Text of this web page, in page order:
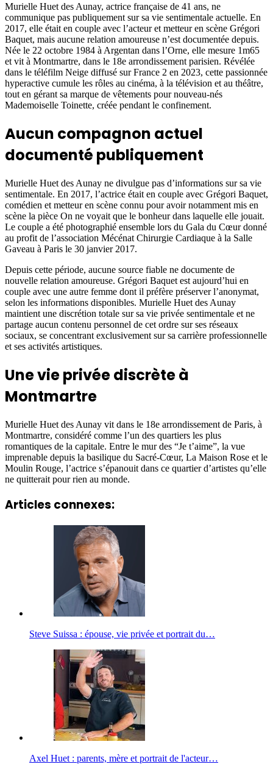
Murielle Huet des Aunay, actrice française de 41 ans, ne
communique pas publiquement sur sa vie sentimentale actuelle. En
2017, elle était en couple avec l’acteur et metteur en scène Grégori
Baquet, mais aucune relation amoureuse n’est documentée depuis.
Née le 22 octobre 1984 à Argentan dans l’Orne, elle mesure 1m65
et vit à Montmartre, dans le 18e arrondissement parisien. Révélée
dans le téléfilm Neige diffusé sur France 2 en 2023, cette passionnée
hyperactive cumule les rôles au cinéma, à la télévision et au théâtre,
tout en gérant sa marque de vêtements pour nouveau-nés
Mademoiselle Toinette, créée pendant le confinement.
Aucun compagnon actuel
documenté publiquement
Murielle Huet des Aunay ne divulgue pas d’informations sur sa vie
sentimentale. En 2017, l’actrice était en couple avec Grégori Baquet,
comédien et metteur en scène connu pour avoir notamment mis en
scène la pièce On ne voyait que le bonheur dans laquelle elle jouait.
Le couple a été photographié ensemble lors du Gala du Cœur donné
au profit de l’association Mécénat Chirurgie Cardiaque à la Salle
Gaveau à Paris le 30 janvier 2017.
Depuis cette période, aucune source fiable ne documente de
nouvelle relation amoureuse. Grégori Baquet est aujourd’hui en
couple avec une autre femme dont il préfère préserver l’anonymat,
selon les informations disponibles. Murielle Huet des Aunay
maintient une discrétion totale sur sa vie privée sentimentale et ne
partage aucun contenu personnel de cet ordre sur ses réseaux
sociaux, se concentrant exclusivement sur sa carrière professionnelle
et ses activités artistiques.
Une vie privée discrète à
Montmartre
Murielle Huet des Aunay vit dans le 18e arrondissement de Paris, à
Montmartre, considéré comme l’un des quartiers les plus
romantiques de la capitale. Entre le mur des “Je t’aime”, la vue
imprenable depuis la basilique du Sacré-Cœur, La Maison Rose et le
Moulin Rouge, l’actrice s’épanouit dans ce quartier d’artistes qu’elle
ne quitterait pour rien au monde.
Articles connexes:
Steve Suissa : épouse, vie privée et portrait du…
Axel Huet : parents, mère et portrait de l'acteur…